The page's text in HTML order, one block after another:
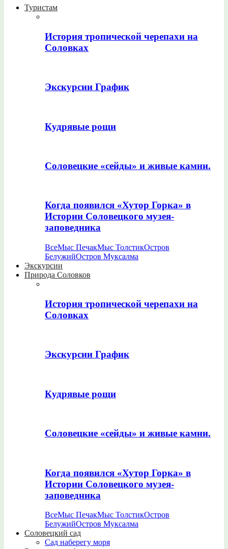
Туристам
История тропической черепахи на
Соловках
Экскурсии График
Кудрявые рощи
Соловецкие «сейды» и живые камни.
Когда появился «Хутор Горка» в
Истории Соловецкого музея-
заповедника
ВсеМыс ПечакМыс ТолстикОстров
БелужийОстров Муксалма
Экскурсии
Природа Соловков
История тропической черепахи на
Соловках
Экскурсии График
Кудрявые рощи
Соловецкие «сейды» и живые камни.
Когда появился «Хутор Горка» в
Истории Соловецкого музея-
заповедника
ВсеМыс ПечакМыс ТолстикОстров
БелужийОстров Муксалма
Соловецкий сад
Сад наберегу моря